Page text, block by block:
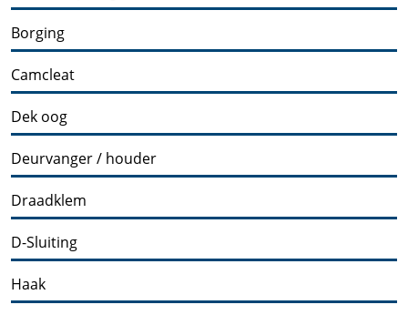
Borging
Camcleat
Dek oog
Deurvanger / houder
Draadklem
D-Sluiting
Haak